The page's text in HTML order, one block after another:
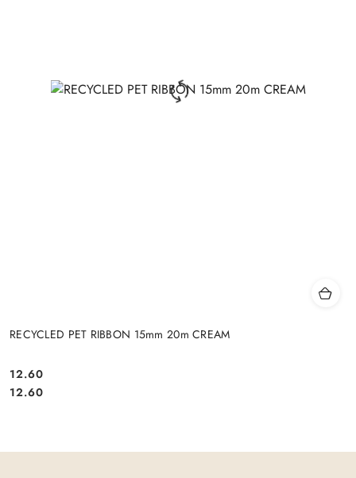
RECYCLED PET RIBBON 15mm 20m CREAM
Cena:
12.60
Cena:
12.60